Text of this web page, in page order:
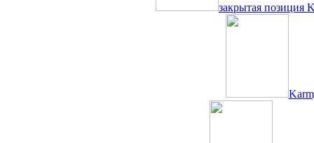
закрытая позиция